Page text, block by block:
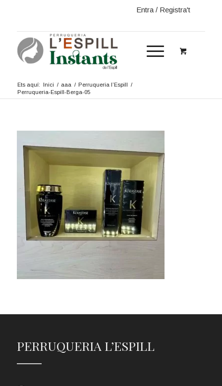
Entra / Registra't
Ets aquí: Inici / aaa / Perruqueria l’Espill /
Perruqueria-Espill-Berga-05
PERRUQUERIA L’ESPILL